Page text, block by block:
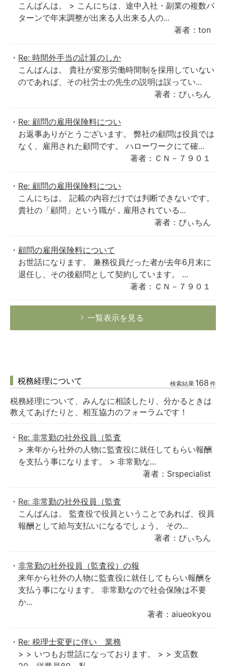
こんばんは。 > こんにちは、途中入社・副業の複数パ
ターンで年末調整が出来る人出来る人の...
著者：ton
Re: 時間外手当の計算のしか
こんばんは。 貴社が変形労働時間制を採用していない
のであれば、その社労士の先生の説明は誤ってい...
著者：ぴぃちん
Re: 顧問の雇用保険料につい
お返事ありがとうございます。 弊社の顧問は役員では
なく、雇用された顧問です。 ハローワークにて確...
著者：ＣＮ－７９０１
Re: 顧問の雇用保険料につい
こんにちは。 記載の内容だけでは判断できないです。
貴社の「顧問」という職が，雇用されている...
著者：ぴぃちん
顧問の雇用保険料について
お世話になります。 兼務役員だった者が去年6月末に
退任し、その後顧問として契約しています。 ...
著者：ＣＮ－７９０１
一覧表示を見る
税務経理について 検索結果 168 件
税務経理について、みんなに相談したり、分かるときは
教えてあげたりと、相互協力のフォーラムです！
Re: 非常勤の社外役員（監査
> 来年から社外の人物に監査役に就任してもらい報酬
を支払う事になります。 > 非常勤な...
著者：Srspecialist
Re: 非常勤の社外役員（監査
こんばんは。 監査役で役員ということであれば、役員
報酬として給与支払いになるでしょう。 その...
著者：ぴぃちん
非常勤の社外役員（監査役）の報
来年から社外の人物に監査役に就任してもらい報酬を
支払う事になります。 非常勤なので社会保険は不要
か...
著者：aiueokyou
Re: 税理士変更に伴い 業務
> > いつもお世話になっております。 > > 支店数